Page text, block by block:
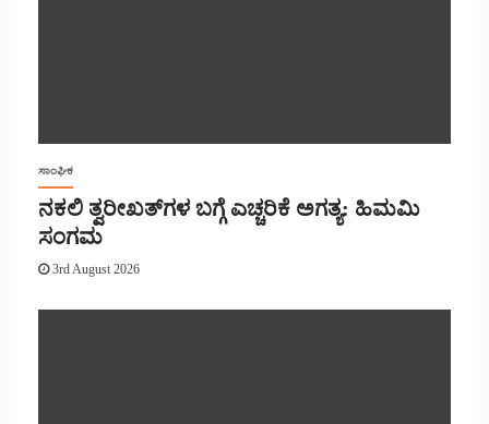
ಸಾಂಘಿಕ
ನಕಲಿ ತ್ವರೀಖತ್‌ಗಳ ಬಗ್ಗೆ ಎಚ್ಚರಿಕೆ ಅಗತ್ಯ: ಹಿಮಮಿ
ಸಂಗಮ
3rd August 2026